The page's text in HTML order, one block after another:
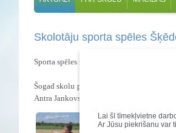
Lai šī tīmekļvietne
Ar Jūsu piekrišanu var
Skolotāju sporta spēles
Sporta spēles notiek ceturto gadu un
Šogad skolu pārstāvēja astoņi skolotāji:
Antra Jankovska, Aija Ellere un Rita